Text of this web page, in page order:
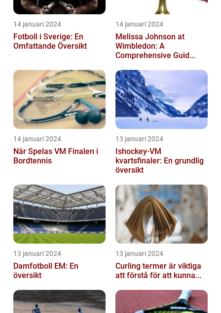
14 januari 2024
Fotboll i Sverige: En
Omfattande Översikt
14 januari 2024
Melissa Johnson at
Wimbledon: A
Comprehensive Guid...
14 januari 2024
När Spelas VM Finalen i
Bordtennis
13 januari 2024
Ishockey-VM
kvartsfinaler: En grundlig
översikt
13 januari 2024
Damfotboll EM: En
översikt
13 januari 2024
Curling termer är viktiga
att förstå för att kunna...